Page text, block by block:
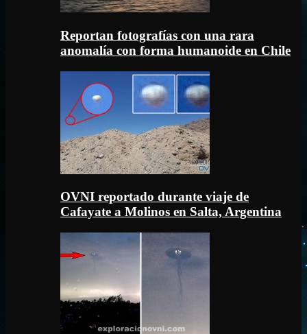
Reportan fotografías con una rara
anomalía con forma humanoide en Chile
OVNI reportado durante viaje de
Cafayate a Molinos en Salta, Argentina